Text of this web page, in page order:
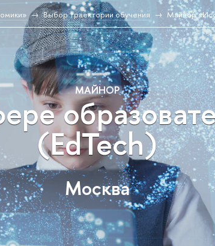
Выбор траектории обучения Майнор
МАЙНОР
(EdTech)
Москва